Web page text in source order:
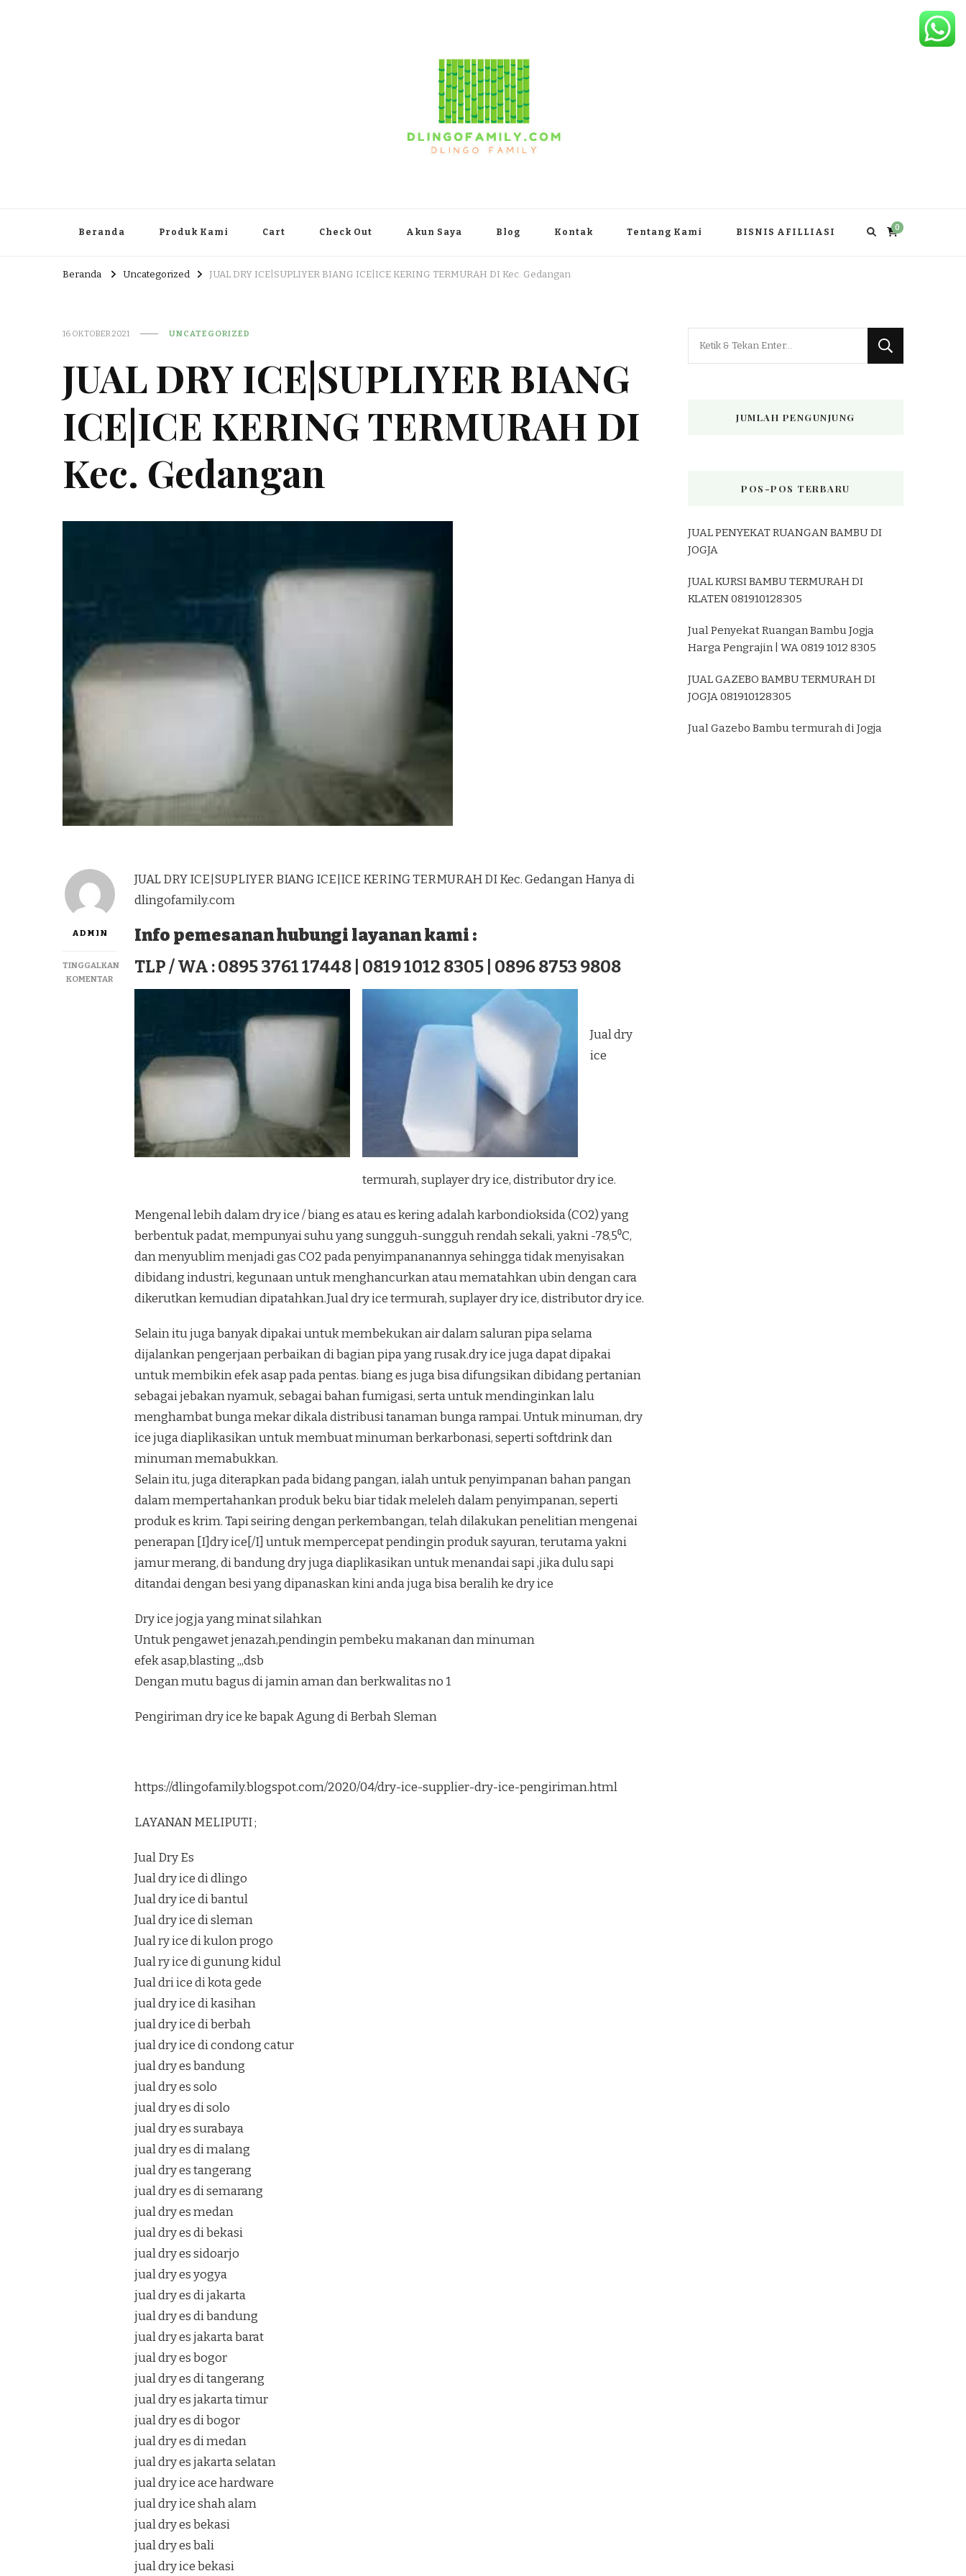
Beranda Produk Kami Cart Check Out Akun Saya Blog Kontak Tentang Kami BISNIS AFILLIASI 0
Beranda Uncategorized JUAL DRY ICE|SUPLIYER BIANG ICE|ICE KERING TERMURAH DI Kec. Gedangan
16 OKTOBER 2021 UNCATEGORIZED
JUAL DRY ICE|SUPLIYER BIANG
ICE|ICE KERING TERMURAH DI
Kec. Gedangan
ADMIN
TINGGALKAN
KOMENTARPADA
TERMURAH
GEDANGAN
JUAL DRY ICE|SUPLIYER BIANG ICE|ICE KERING TERMURAH DI Kec. Gedangan Hanya di
dlingofamily.com
Info pemesanan hubungi layanan kami :
TLP / WA : 0895 3761 17448 | 0819 1012 8305 | 0896 8753 9808
Jual dry
ice
termurah, suplayer dry ice, distributor dry ice.
Mengenal lebih dalam dry ice / biang es atau es kering adalah karbondioksida (CO2) yang
berbentuk padat, mempunyai suhu yang sungguh-sungguh rendah sekali, yakni -78,5⁰C,
dan menyublim menjadi gas CO2 pada penyimpananannya sehingga tidak menyisakan
dibidang industri, kegunaan untuk menghancurkan atau mematahkan ubin dengan cara
dikerutkan kemudian dipatahkan.Jual dry ice termurah, suplayer dry ice, distributor dry ice.
Selain itu juga banyak dipakai untuk membekukan air dalam saluran pipa selama
dijalankan pengerjaan perbaikan di bagian pipa yang rusak.dry ice juga dapat dipakai
untuk membikin efek asap pada pentas. biang es juga bisa difungsikan dibidang pertanian
sebagai jebakan nyamuk, sebagai bahan fumigasi, serta untuk mendinginkan lalu
menghambat bunga mekar dikala distribusi tanaman bunga rampai. Untuk minuman, dry
ice juga diaplikasikan untuk membuat minuman berkarbonasi, seperti softdrink dan
minuman memabukkan.
Selain itu, juga diterapkan pada bidang pangan, ialah untuk penyimpanan bahan pangan
dalam mempertahankan produk beku biar tidak meleleh dalam penyimpanan, seperti
produk es krim. Tapi seiring dengan perkembangan, telah dilakukan penelitian mengenai
penerapan [I]dry ice[/I] untuk mempercepat pendingin produk sayuran, terutama yakni
jamur merang, di bandung dry juga diaplikasikan untuk menandai sapi ,jika dulu sapi
ditandai dengan besi yang dipanaskan kini anda juga bisa beralih ke dry ice
Dry ice jogja yang minat silahkan
Untuk pengawet jenazah,pendingin pembeku makanan dan minuman
efek asap,blasting ,,,dsb
Dengan mutu bagus di jamin aman dan berkwalitas no 1
Pengiriman dry ice ke bapak Agung di Berbah Sleman
https://dlingofamily.blogspot.com/2020/04/dry-ice-supplier-dry-ice-pengiriman.html
LAYANAN MELIPUTI ;
Jual Dry Es
Jual dry ice di dlingo
Jual dry ice di bantul
Jual dry ice di sleman
Jual ry ice di kulon progo
Jual ry ice di gunung kidul
Jual dri ice di kota gede
jual dry ice di kasihan
jual dry ice di berbah
jual dry ice di condong catur
jual dry es bandung
jual dry es solo
jual dry es di solo
jual dry es surabaya
jual dry es di malang
jual dry es tangerang
jual dry es di semarang
jual dry es medan
jual dry es di bekasi
jual dry es sidoarjo
jual dry es yogya
jual dry es di jakarta
jual dry es di bandung
jual dry es jakarta barat
jual dry es bogor
jual dry es di tangerang
jual dry es jakarta timur
jual dry es di bogor
jual dry es di medan
jual dry es jakarta selatan
jual dry ice ace hardware
jual dry ice shah alam
jual dry es bekasi
jual dry es bali
jual dry ice bekasi
JUMLAH PENGUNJUNG
POS-POS TERBARU
JUAL PENYEKAT RUANGAN BAMBU DI
JOGJA
JUAL KURSI BAMBU TERMURAH DI
KLATEN 081910128305
Jual Penyekat Ruangan Bambu Jogja
Harga Pengrajin | WA 0819 1012 8305
JUAL GAZEBO BAMBU TERMURAH DI
JOGJA 081910128305
Jual Gazebo Bambu termurah di Jogja